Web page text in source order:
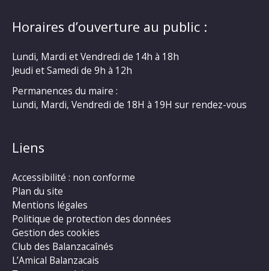
Horaires d’ouverture au public :
Lundi, Mardi et Vendredi de 14h à 18h
Jeudi et Samedi de 9h à 12h
Permanences du maire :
Lundi, Mardi, Vendredi de 18H à 19H sur rendez-vous
Liens
Accessibilité : non conforme
Plan du site
Mentions légales
Politique de protection des données
Gestion des cookies
Club des Balanzacaînés
L’Amical Balanzacais